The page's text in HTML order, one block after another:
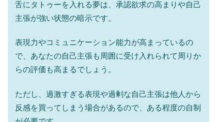
舌にタトゥーを入れる夢は、承認欲求の高まりや自己
主張が強い状態の暗示です。
表現力やコミュニケーション能力が高まっているの
で、あなたの自己主張も周囲に受け入れられて周りか
らの評価も高まるでしょう。
ただし、過激すぎる表現や過剰な自己主張は他人から
反感を買ってしまう場合があるので、ある程度の自制